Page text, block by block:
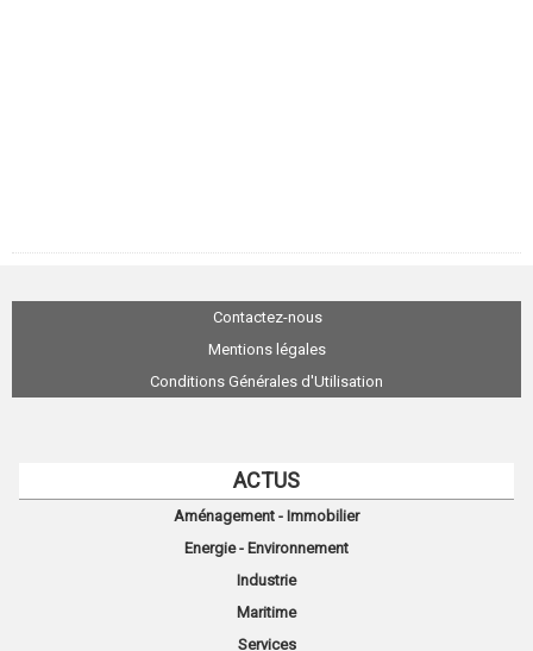
Contactez-nous
Mentions légales
Conditions Générales d'Utilisation
ACTUS
Aménagement - Immobilier
Energie - Environnement
Industrie
Maritime
Services